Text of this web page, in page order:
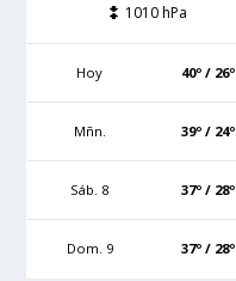
1010 hPa
Hoy 40º / 26º
Mñn. 39º / 24º
Sáb. 8 37º / 28º
Dom. 9 37º / 28º